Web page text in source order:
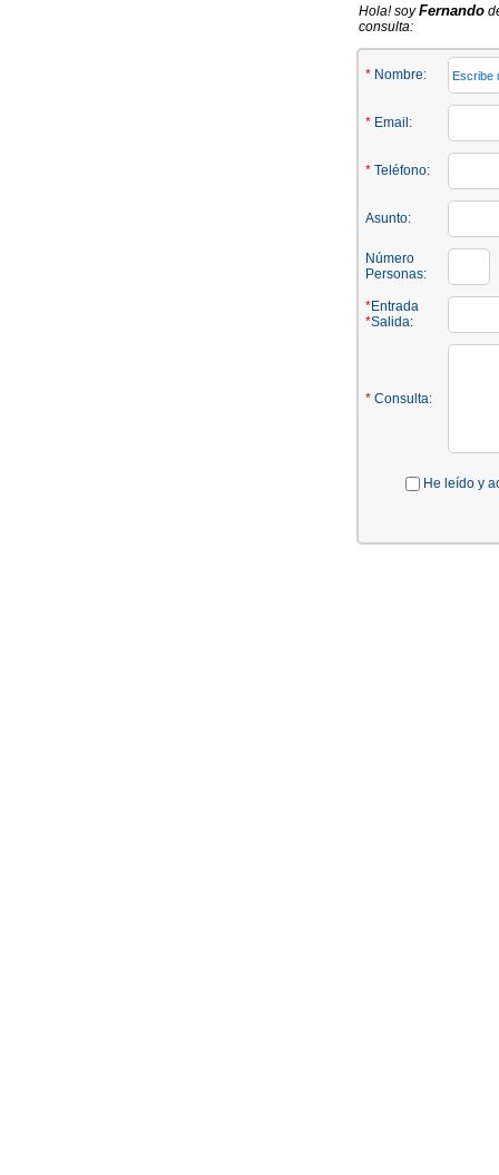
Hola! soyFernando
consulta:
* Nombre:
* Email:
* Teléfono:
Asunto:
Número
Personas:
*Entrada
*Salida:
* Consulta:
He leído y